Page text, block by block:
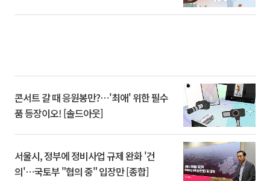
콘서트 갈 때 응원봉만?⋯'최애' 위한 필수
품 등장이오! [솔드아웃]
서울시, 정부에 정비사업 규제 완화 '건
의'⋯국토부 "협의 중" 입장만 [종합]